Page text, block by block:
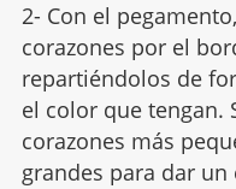
2- Con el
corazones por el
repartiéndolos de
el color que tengan.
corazones más
grandes para dar un